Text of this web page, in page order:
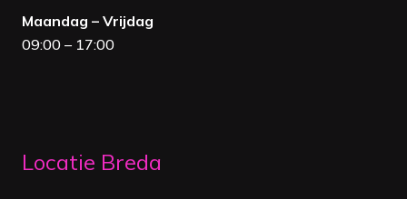
Maandag – Vrijdag
09:00 – 17:00
Locatie Breda